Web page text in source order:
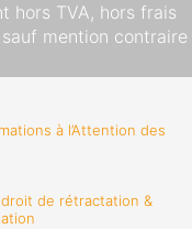
hors TVA, hors frais
mention contraire
à l’Attention des
de rétractation &